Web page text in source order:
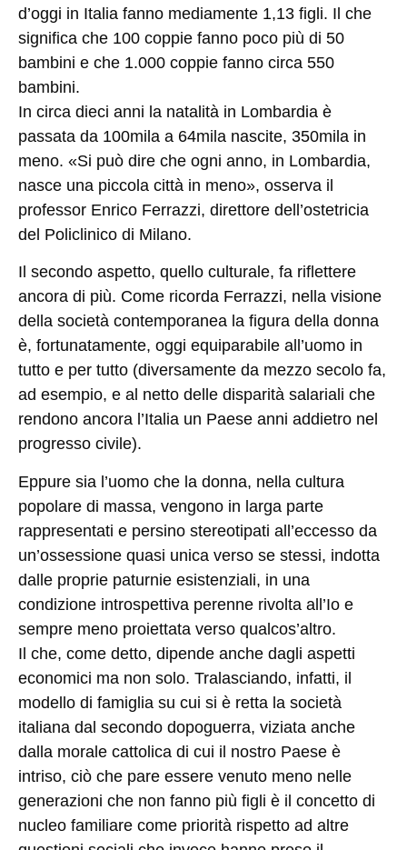
d’oggi in Italia fanno mediamente 1,13 figli. Il che
significa che 100 coppie fanno poco più di 50
bambini e che 1.000 coppie fanno circa 550
bambini.
In circa dieci anni la natalità in Lombardia è
passata da 100mila a 64mila nascite, 350mila in
meno. «Si può dire che ogni anno, in Lombardia,
nasce una piccola città in meno», osserva il
professor Enrico Ferrazzi, direttore dell’ostetricia
del Policlinico di Milano.
Il secondo aspetto, quello culturale, fa riflettere
ancora di più. Come ricorda Ferrazzi, nella visione
della società contemporanea la figura della donna
è, fortunatamente, oggi equiparabile all’uomo in
tutto e per tutto (diversamente da mezzo secolo fa,
ad esempio, e al netto delle disparità salariali che
rendono ancora l’Italia un Paese anni addietro nel
progresso civile).
Eppure sia l’uomo che la donna, nella cultura
popolare di massa, vengono in larga parte
rappresentati e persino stereotipati all’eccesso da
un’ossessione quasi unica verso se stessi, indotta
dalle proprie paturnie esistenziali, in una
condizione introspettiva perenne rivolta all’Io e
sempre meno proiettata verso qualcos’altro.
Il che, come detto, dipende anche dagli aspetti
economici ma non solo. Tralasciando, infatti, il
modello di famiglia su cui si è retta la società
italiana dal secondo dopoguerra, viziata anche
dalla morale cattolica di cui il nostro Paese è
intriso, ciò che pare essere venuto meno nelle
generazioni che non fanno più figli è il concetto di
nucleo familiare come priorità rispetto ad altre